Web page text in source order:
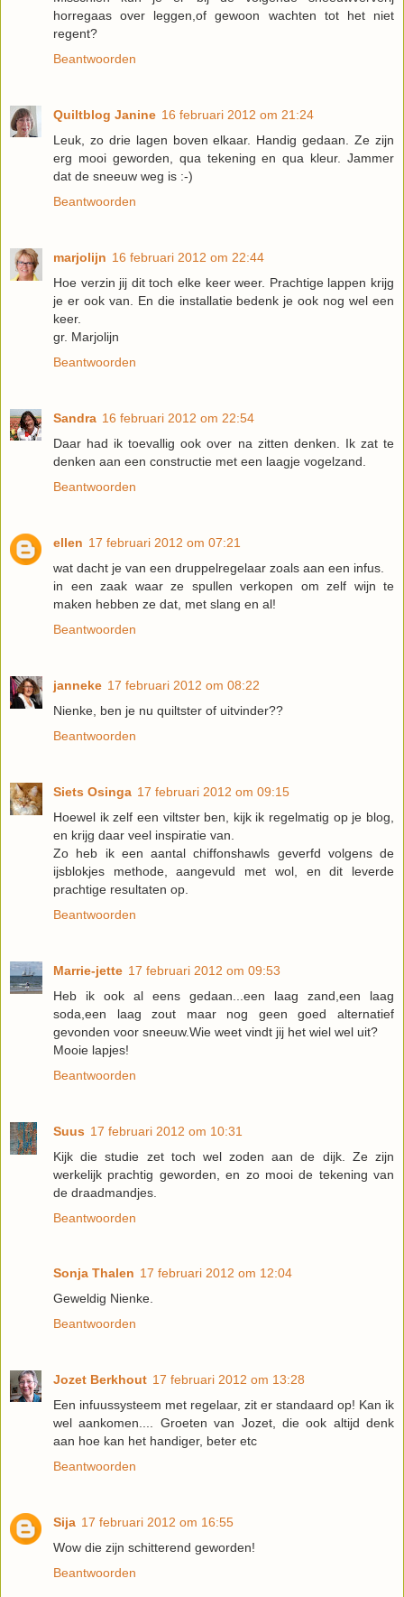
horregaas over leggen,of gewoon wachten tot het niet
regent?
Beantwoorden
Quiltblog Janine 16 februari 2012 om 21:24
Leuk, zo drie lagen boven elkaar. Handig gedaan. Ze zijn
erg mooi geworden, qua tekening en qua kleur. Jammer
dat de sneeuw weg is :-)
Beantwoorden
marjolijn 16 februari 2012 om 22:44
Hoe verzin jij dit toch elke keer weer. Prachtige lappen krijg
je er ook van. En die installatie bedenk je ook nog wel een
keer.
gr. Marjolijn
Beantwoorden
Sandra 16 februari 2012 om 22:54
Daar had ik toevallig ook over na zitten denken. Ik zat te
denken aan een constructie met een laagje vogelzand.
Beantwoorden
ellen 17 februari 2012 om 07:21
wat dacht je van een druppelregelaar zoals aan een infus.
in een zaak waar ze spullen verkopen om zelf wijn te
maken hebben ze dat, met slang en al!
Beantwoorden
janneke 17 februari 2012 om 08:22
Nienke, ben je nu quiltster of uitvinder??
Beantwoorden
Siets Osinga 17 februari 2012 om 09:15
Hoewel ik zelf een viltster ben, kijk ik regelmatig op je blog,
en krijg daar veel inspiratie van.
Zo heb ik een aantal chiffonshawls geverfd volgens de
ijsblokjes methode, aangevuld met wol, en dit leverde
prachtige resultaten op.
Beantwoorden
Marrie-jette 17 februari 2012 om 09:53
Heb ik ook al eens gedaan...een laag zand,een laag
soda,een laag zout maar nog geen goed alternatief
gevonden voor sneeuw.Wie weet vindt jij het wiel wel uit?
Mooie lapjes!
Beantwoorden
Suus 17 februari 2012 om 10:31
Kijk die studie zet toch wel zoden aan de dijk. Ze zijn
werkelijk prachtig geworden, en zo mooi de tekening van
de draadmandjes.
Beantwoorden
Sonja Thalen 17 februari 2012 om 12:04
Geweldig Nienke.
Beantwoorden
Jozet Berkhout 17 februari 2012 om 13:28
Een infuussysteem met regelaar, zit er standaard op! Kan ik
wel aankomen.... Groeten van Jozet, die ook altijd denk
aan hoe kan het handiger, beter etc
Beantwoorden
Sija 17 februari 2012 om 16:55
Wow die zijn schitterend geworden!
Beantwoorden